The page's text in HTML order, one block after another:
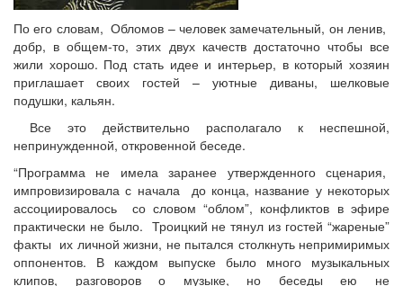
По его словам, Обломов – человек замечательный, он ленив,
добр, в общем-то, этих двух качеств достаточно чтобы все
жили хорошо. Под стать идее и интерьер, в который хозяин
приглашает своих гостей – уютные диваны, шелковые
подушки, кальян.
Все это действительно располагало к неспешной,
непринужденной, откровенной беседе.
“Программа не имела заранее утвержденного сценария,
импровизировала с начала до конца, название у некоторых
ассоциировалось со словом “облом”, конфликтов в эфире
практически не было. Троицкий не тянул из гостей “жареные”
факты их личной жизни, не пытался столкнуть непримиримых
оппонентов. В каждом выпуске было много музыкальных
клипов, разговоров о музыке, но беседы ею не